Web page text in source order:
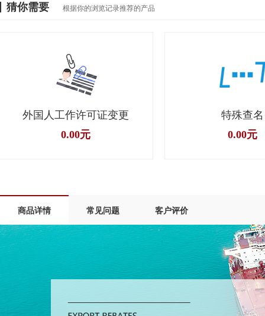
猜你需要 根据你的浏览记录推荐的产品
特殊查名
0.00元
商标补正
0.00元
商品详情 常见问题 客户评价